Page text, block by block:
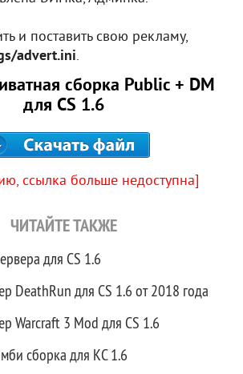
и поставить свою рекламу,
advert.ini.
сборка Public + DM
для CS 1.6
ссылка больше недоступна]
ЧИТАЙТЕ ТАКЖЕ
для CS 1.6
DeathRun для CS 1.6 от 2018 года
Warcraft 3 Mod для CS 1.6
сборка для КС 1.6